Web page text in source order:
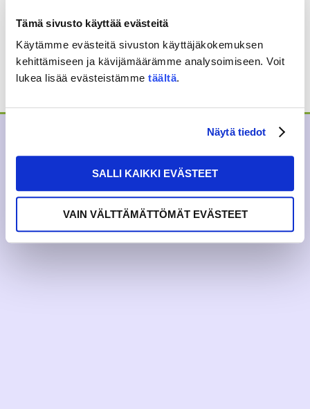
Tämä sivusto käyttää evästeitä
Käytämme evästeitä sivuston käyttäjäkokemuksen
kehittämiseen ja kävijämäärämme analysoimiseen. Voit
lukea lisää evästeistämme täältä.
Näytä tiedot
SALLI KAIKKI EVÄSTEET
VAIN VÄLTTÄMÄTTÖMÄT EVÄSTEET
RAKKAUDELLA,MEOM